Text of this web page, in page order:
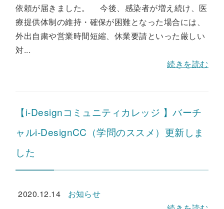
依頼が届きました。 今後、感染者が増え続け、医
療提供体制の維持・確保が困難となった場合には、
外出自粛や営業時間短縮、休業要請といった厳しい
対...
続きを読む
【i-Designコミュニティカレッジ 】バーチ
ャルi-DesignCC（学問のススメ）更新しま
した
2020.12.14
お知らせ